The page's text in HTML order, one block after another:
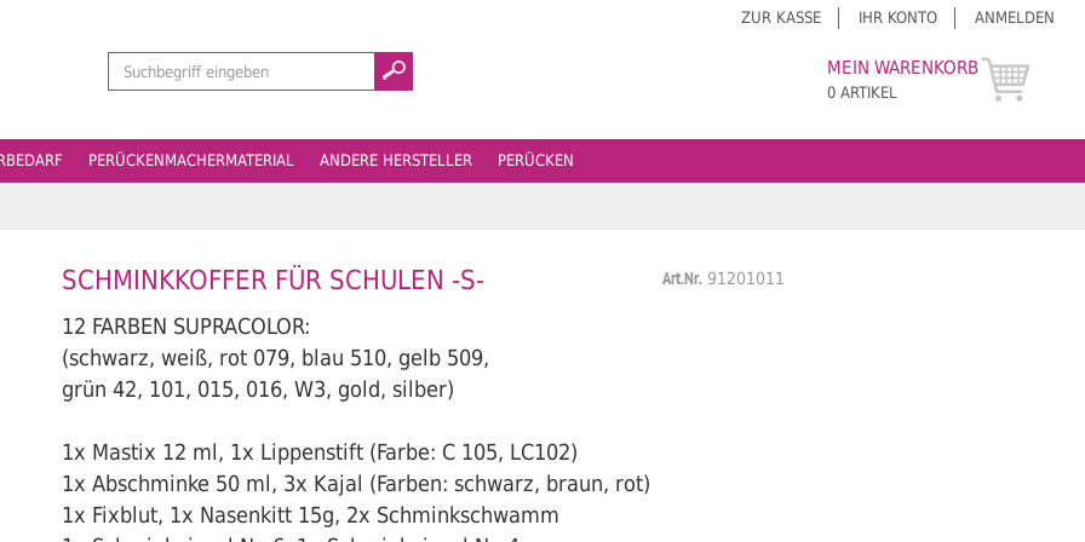
ZUR KASSE IHR KONTO ANMELDEN
Suchen MEIN WARENKORB
0 ARTIKEL
PERÜCKENMACHERMATERIAL ANDERE HERSTELLER PERÜCKEN
SCHMINKKOFFER FÜR SCHULEN -S- Art.Nr.91201011
12 FARBEN SUPRACOLOR:
(schwarz, weiß, rot 079, blau 510, gelb 509,
grün 42, 101, 015, 016, W3, gold, silber)
1x Mastix 12 ml, 1x Lippenstift (Farbe: C 105, LC102)
1x Abschminke 50 ml, 3x Kajal (Farben: schwarz, braun, rot)
1x Fixblut, 1x Nasenkitt 15g, 2x Schminkschwamm